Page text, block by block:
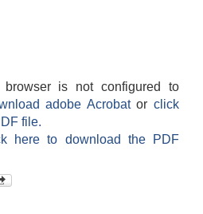
is not configured to
adobe Acrobatorclick
file.
here to download the PDF